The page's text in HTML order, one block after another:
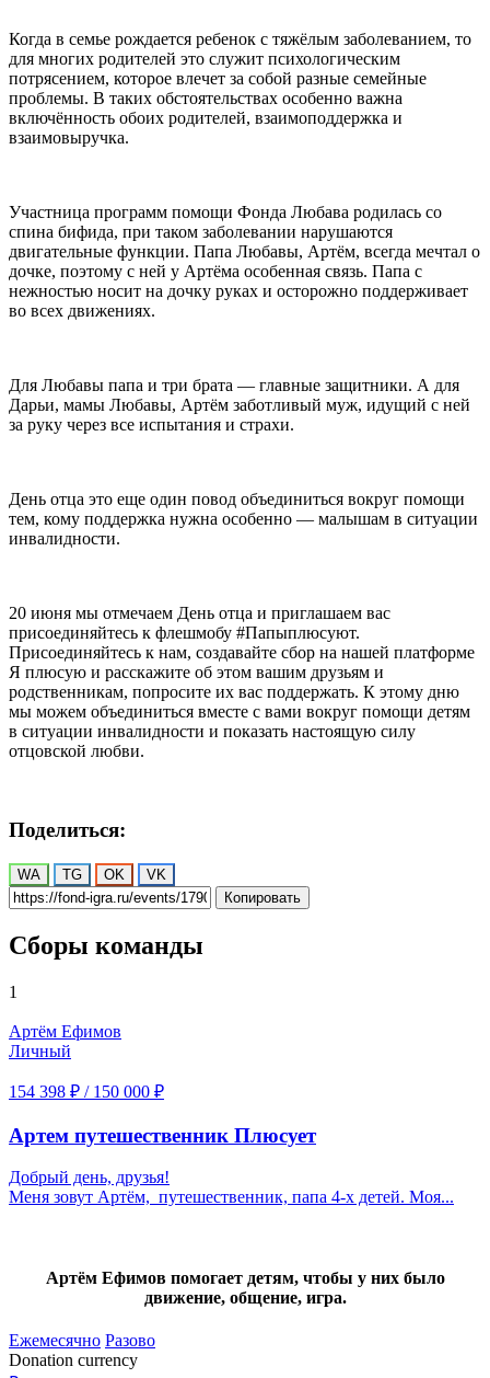
Когда в семье рождается ребенок с тяжёлым заболеванием, то
для многих родителей это служит психологическим
потрясением, которое влечет за собой разные семейные
проблемы. В таких обстоятельствах особенно важна
включённость обоих родителей, взаимоподдержка и
взаимовыручка.
Участница программ помощи Фонда Любава родилась со
спина бифида, при таком заболевании нарушаются
двигательные функции. Папа Любавы, Артём, всегда мечтал о
дочке, поэтому с ней у Артёма особенная связь. Папа с
нежностью носит на дочку руках и осторожно поддерживает
во всех движениях.
Для Любавы папа и три брата — главные защитники. А для
Дарьи, мамы Любавы, Артём заботливый муж, идущий с ней
за руку через все испытания и страхи.
День отца это еще один повод объединиться вокруг помощи
тем, кому поддержка нужна особенно — малышам в ситуации
инвалидности.
20 июня мы отмечаем День отца и приглашаем вас
присоединяйтесь к флешмобу #Папыплюсуют.
Присоединяйтесь к нам, создавайте сбор на нашей платформе
Я плюсую и расскажите об этом вашим друзьям и
родственникам, попросите их вас поддержать. К этому дню
мы можем объединиться вместе с вами вокруг помощи детям
в ситуации инвалидности и показать настоящую силу
отцовской любви.
Поделиться:
WA TG OK
VK
Копировать
Сборы команды
1
Артём Ефимов
Личный
154 398 ₽ / 150 000 ₽
Артем путешественник Плюсует
Добрый день, друзья!
Меня зовут Артём, путешественник, папа 4-х детей. Моя...
Артём Ефимов помогает детям, чтобы у них было
движение, общение, игра.
Ежемесячно Разово
Donation currency